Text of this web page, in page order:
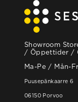
Showroom
/ Öppettider /
Ma-Pe / Mån-
Puusepänkaarre 6
06150 Porvoo